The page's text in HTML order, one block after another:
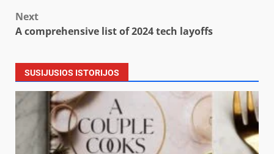
Next
A comprehensive list of 2024 tech layoffs
SUSIJUSIOS ISTORIJOS